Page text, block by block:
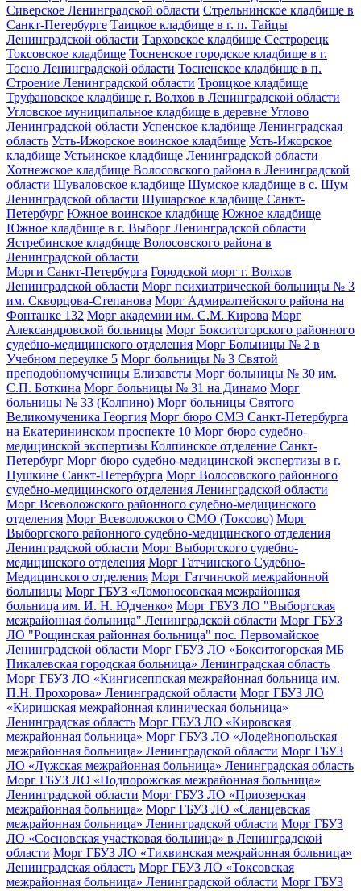
Сиверское Ленинградской области Стрельнинское кладбище в
Санкт-Петербурге Таицкое кладбище в г. п. Тайцы
Ленинградской области Тарховское кладбище Сестрорецк
Токсовское кладбище Тосненское городское кладбище в г.
Тосно Ленинградской области Тосненское кладбище в п.
Строение Ленинградской области Троицкое кладбище
Труфановское кладбище г. Волхов в Ленинградской области
Угловское муниципальное кладбище в деревне Углово
Ленинградской области Успенское кладбище Ленинградская
область Усть-Ижорское воинское кладбище Усть-Ижорское
кладбище Устьинское кладбище Ленинградской области
Хотнежское кладбище Волосовского района в Ленинградской
области Шуваловское кладбище Шумское кладбище в с. Шум
Ленинградской области Шушарское кладбище Санкт-
Петербург Южное воинское кладбище Южное кладбище
Южное кладбище в г. Выборг Ленинградской области
Ястребинское кладбище Волосовского района в
Ленинградской области
Морги Санкт-Петербурга Городской морг г. Волхов
Ленинградской области Морг психиатрической больницы № 3
им. Скворцова-Степанова Морг Адмиралтейского района на
Фонтанке 132 Морг академии им. С.М. Кирова Морг
Александровской больницы Морг Бокситогорского районного
судебно-медицинского отделения Морг Больницы № 2 в
Учебном переулке 5 Морг больницы № 3 Святой
преподобномученицы Елизаветы Морг больницы № 30 им.
С.П. Боткина Морг больницы № 31 на Динамо Морг
больницы № 33 (Колпино) Морг больницы Святого
Великомученика Георгия Морг бюро СМЭ Санкт-Петербурга
на Екатерининском проспекте 10 Морг бюро судебно-
медицинской экспертизы Колпинское отделение Санкт-
Петербург Морг бюро судебно-медицинской экспертизы в г.
Пушкине Санкт-Петербурга Морг Волосовского районного
судебно-медицинского отделения Ленинградской области
Морг Всеволожского районного судебно-медицинского
отделения Морг Всеволожского СМО (Токсово) Морг
Выборгского районного судебно-медицинского отделения
Ленинградской области Морг Выборгского судебно-
медицинского отделения Морг Гатчинского Судебно-
Медицинского отделения Морг Гатчинской межрайонной
больницы Морг ГБУЗ «Ломоносовская межрайонная
больница им. И. Н. Юдченко» Морг ГБУЗ ЛО "Выборгская
межрайонная больница" Ленинградской области Морг ГБУЗ
ЛО "Рощинская районная больница" пос. Первомайское
Ленинградской области Морг ГБУЗ ЛО «Бокситогорская МБ
Пикалевская городская больница» Ленинградская область
Морг ГБУЗ ЛО «Кингисеппская межрайонная больница им.
П.Н. Прохорова» Ленинградской области Морг ГБУЗ ЛО
«Киришская межрайонная клиническая больница»
Ленинградская область Морг ГБУЗ ЛО «Кировская
межрайонная больница» Морг ГБУЗ ЛО «Лодейнопольская
межрайонная больница» Ленинградской области Морг ГБУЗ
ЛО «Лужская межрайонная больница» Ленинградская область
Морг ГБУЗ ЛО «Подпорожская межрайонная больница»
Ленинградской области Морг ГБУЗ ЛО «Приозерская
межрайонная больница» Морг ГБУЗ ЛО «Сланцевская
межрайонная больница» Ленинградской области Морг ГБУЗ
ЛО «Сосновская участковая больница» в Ленинградской
области Морг ГБУЗ ЛО «Тихвинская межрайонная больница»
Ленинградская область Морг ГБУЗ ЛО «Токсовская
межрайонная больница» Ленинградской области Морг ГБУЗ